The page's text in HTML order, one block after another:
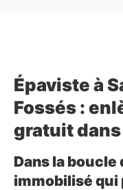
Épaviste à
Fossés :
gratuit
Dans la boucle
immobilisé qui